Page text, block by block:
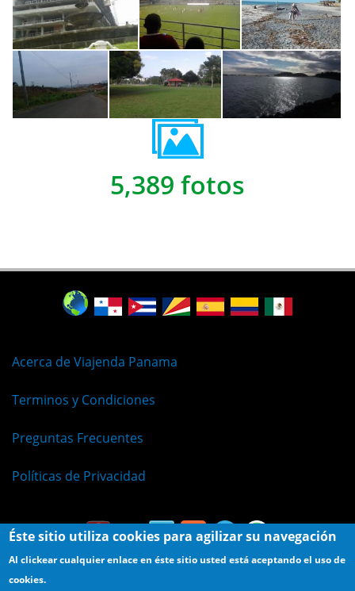
5,389 fotos
Acerca de Viajenda Panama
Terminos y Condiciones
Preguntas Frecuentes
Políticas de Privacidad
Éste sitio utiliza cookies para agilizar su navegación
Al clickear cualquier enlace en éste sitio usted está aceptando el uso de
cookies.